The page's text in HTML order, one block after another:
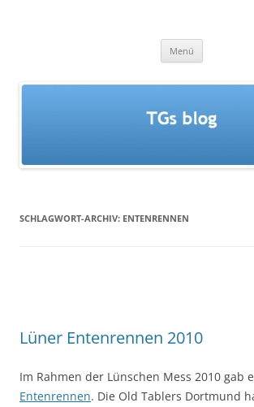
Menü
SCHLAGWORT-ARCHIV: ENTENRENNEN
Lüner Entenrennen 2010
Im Rahmen der Lünschen Mess 2010 gab
Entenrennen. Die Old Tablers Dortmund